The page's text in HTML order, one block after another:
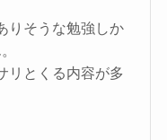
りそうな勉強しか
リとくる内容が多